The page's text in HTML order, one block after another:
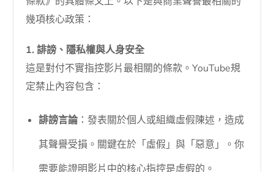
幾項核心政策：
1. 誹謗、隱私權與人身安全
這是對付不實指控影片最相關的條款。YouTube規
定禁止內容包含：
誹謗言論 ：發表關於個人或組織虛假陳述，造成
其聲譽受損。關鍵在於「虛假」與「惡意」。你
需要能證明影片中的核心指控是虛假的。